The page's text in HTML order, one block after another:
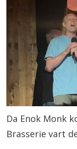
Da Enok Monk
Brasserie vart